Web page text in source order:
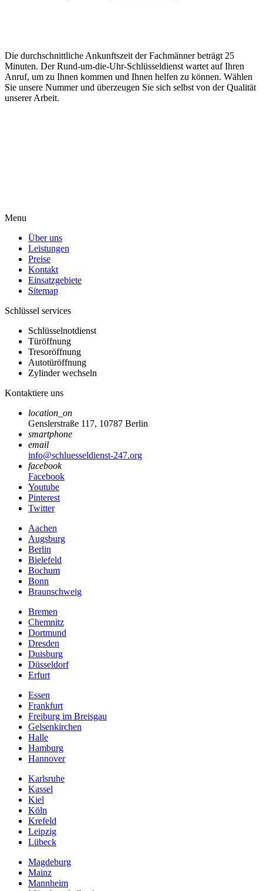
Die durchschnittliche Ankunftszeit der Fachmänner beträgt 25
Minuten. Der Rund-um-die-Uhr-Schlüsseldienst wartet auf Ihren
Anruf, um zu Ihnen kommen und Ihnen helfen zu können. Wählen
Sie unsere Nummer und überzeugen Sie sich selbst von der Qualität
unserer Arbeit.
Menu
Über uns
Leistungen
Preise
Kontakt
Einsatzgebiete
Sitemap
Schlüssel services
Schlüsselnotdienst
Türöffnung
Tresoröffnung
Autotüröffnung
Zylinder wechseln
Kontaktiere uns
location_on
Genslerstraße 117, 10787 Berlin
smartphone
email
info@schluesseldienst-247.org
facebook
Facebook
Youtube
Pinterest
Twitter
Aachen
Augsburg
Berlin
Bielefeld
Bochum
Bonn
Braunschweig
Bremen
Chemnitz
Dortmund
Dresden
Duisburg
Düsseldorf
Erfurt
Essen
Frankfurt
Freiburg im Breisgau
Gelsenkirchen
Halle
Hamburg
Hannover
Karlsruhe
Kassel
Kiel
Köln
Krefeld
Leipzig
Lübeck
Magdeburg
Mainz
Mannheim